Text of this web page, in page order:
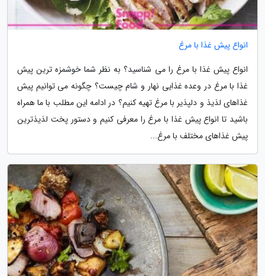
انواع پیش غذا با مرغ
انواع پیش غذا با مرغ را می شناسید؟ به نظر شما خوشمزه ترین پیش
غذا با مرغ در وعده غذایی نهار و شام چیست؟ چگونه می توانیم پیش
غذاهای لذیذ و دلپذیر با مرغ تهیه کنیم؟ در ادامه این مطلب با ما همراه
باشید تا انواع پیش غذا با مرغ را معرفی کنیم و دستور پخت لذیذترین
پیش غذاهای مختلف با مرغ...